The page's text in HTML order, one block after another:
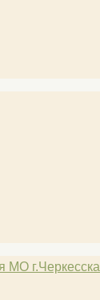
МО г.Черкесска